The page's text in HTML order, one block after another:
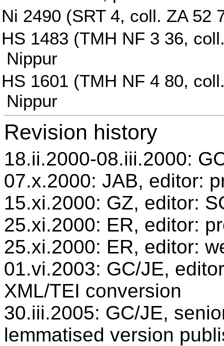
Ni 2490 (SRT 4, coll. ZA 52
HS 1483 (TMH NF 3 36,
Nippur
HS 1601 (TMH NF 4 80,
Nippur
Revision history
18.ii.2000-08.iii.2000:
07.x.2000: JAB, editor:
15.xi.2000: GZ, editor:
25.xi.2000: ER, editor:
25.xi.2000: ER, editor:
01.vi.2003: GC/JE,
XML/TEI conversion
30.iii.2005: GC/JE,
lemmatised version